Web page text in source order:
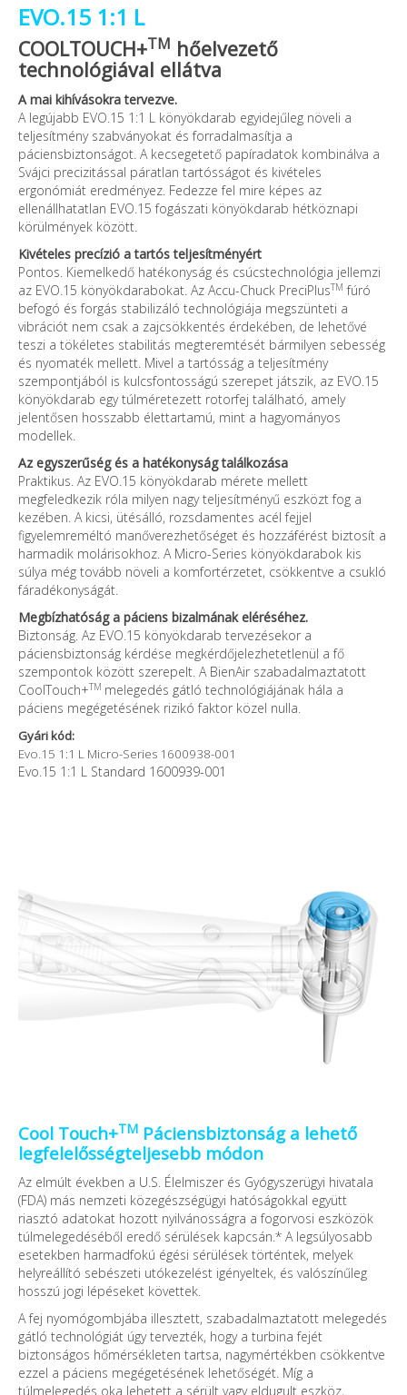
EVO.15 1:1 L
COOLTOUCH+TM hőelvezető
technológiával ellátva
A mai kihívásokra tervezve.
A legújabb EVO.15 1:1 L könyökdarab egyidejűleg növeli a
teljesítmény szabványokat és forradalmasítja a
páciensbiztonságot. A kecsegetető papíradatok kombinálva a
Svájci precizitással páratlan tartósságot és kivételes
ergonómiát eredményez. Fedezze fel mire képes az
ellenállhatatlan EVO.15 fogászati könyökdarab hétköznapi
körülmények között.
Kivételes precízió a tartós teljesítményért
Pontos. Kiemelkedő hatékonyság és csúcstechnológia jellemzi
az EVO.15 könyökdarabokat. Az Accu-Chuck PreciPlusTM fúró
befogó és forgás stabilizáló technológiája megszünteti a
vibrációt nem csak a zajcsökkentés érdekében, de lehetővé
teszi a tökéletes stabilitás megteremtését bármilyen sebesség
és nyomaték mellett. Mivel a tartósság a teljesítmény
szempontjából is kulcsfontosságú szerepet játszik, az EVO.15
könyökdarab egy túlméretezett rotorfej található, amely
jelentősen hosszabb élettartamú, mint a hagyományos
modellek.
Az egyszerűség és a hatékonyság találkozása
Praktikus. Az EVO.15 könyökdarab mérete mellett
megfeledkezik róla milyen nagy teljesítményű eszközt fog a
kezében. A kicsi, ütésálló, rozsdamentes acél fejjel
figyelemreméltó manőverezhetőséget és hozzáférést biztosít a
harmadik molárisokhoz. A Micro-Series könyökdarabok kis
súlya még tovább növeli a komfortérzetet, csökkentve a csukló
fáradékonyságát.
Megbízhatóság a páciens bizalmának eléréséhez.
Biztonság. Az EVO.15 könyökdarab tervezésekor a
páciensbiztonság kérdése megkérdőjelezhetetlenül a fő
szempontok között szerepelt. A BienAir szabadalmaztatott
CoolTouch+TM melegedés gátló technológiájának hála a
páciens megégetésének rizikó faktor közel nulla.
Gyári kód:
Evo.15 1:1 L Micro-Series 1600938-001
Evo.15 1:1 L Standard 1600939-001
Cool Touch+TM Páciensbiztonság a lehető
legfelelősségteljesebb módon
Az elmúlt években a U.S. Élelmiszer és Gyógyszerügyi hivatala
(FDA) más nemzeti közegészségügyi hatóságokkal együtt
riasztó adatokat hozott nyilvánosságra a fogorvosi eszközök
túlmelegedéséből eredő sérülések kapcsán.* A legsúlyosabb
esetekben harmadfokú égési sérülések történtek, melyek
helyreállító sebészeti utókezelést igényeltek, és valószínűleg
hosszú jogi lépéseket követtek.
A fej nyomógombjába illesztett, szabadalmaztatott melegedés
gátló technológiát úgy tervezték, hogy a turbina fejét
biztonságos hőmérsékleten tartsa, nagymértékben csökkentve
ezzel a páciens megégetésének lehetőségét. Míg a
túlmelegedés oka lehetett a sérült vagy eldugult eszköz,